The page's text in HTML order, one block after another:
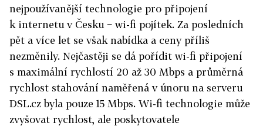
nejpoužívanější technologie pro připojení
k internetu v Česku − wi-fi pojítek. Za posledních
pět a více let se však nabídka a ceny příliš
nezměnily. Nejčastěji se dá pořídit wi-fi připojení
s maximální rychlostí 20 až 30 Mbps a průměrná
rychlost stahování naměřená v únoru na serveru
DSL.cz byla pouze 15 Mbps. Wi-fi technologie může
zvyšovat rychlost, ale poskytovatele